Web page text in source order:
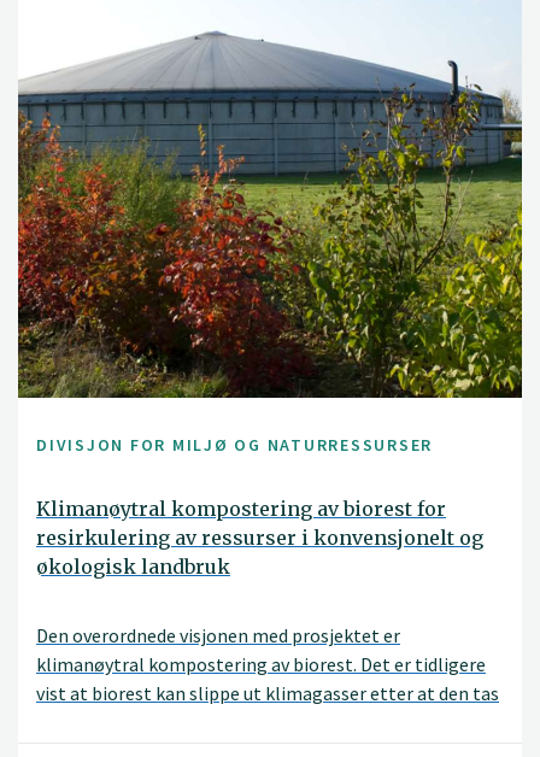
DIVISJON FOR MILJØ OG NATURRESSURSER
Klimanøytral kompostering av biorest for
resirkulering av ressurser i konvensjonelt og
økologisk landbruk
Den overordnede visjonen med prosjektet er
klimanøytral kompostering av biorest. Det er tidligere
vist at biorest kan slippe ut klimagasser etter at den tas
mindre attraktiv som gjødselvare og motarbeide